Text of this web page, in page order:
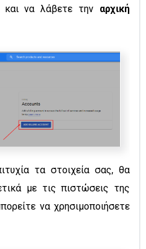
και να λάβετε την αρχική
τα στοιχεία σας, θα
με τις πιστώσεις της
να χρησιμοποιήσετε